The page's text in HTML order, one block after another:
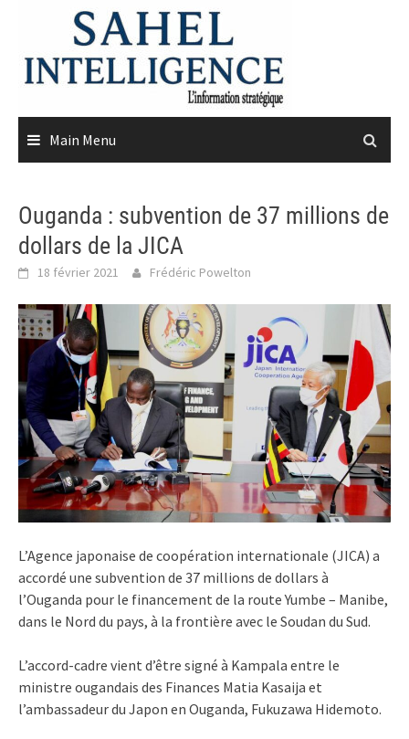
content
Main Menu
Ouganda : subvention de 37 millions de
dollars de la JICA
18 février 2021 Frédéric Powelton
L’Agence japonaise de coopération internationale (JICA) a
accordé une subvention de 37 millions de dollars à
l’Ouganda pour le financement de la route Yumbe – Manibe,
dans le Nord du pays, à la frontière avec le Soudan du Sud.
L’accord-cadre vient d’être signé à Kampala entre le
ministre ougandais des Finances Matia Kasaija et
l’ambassadeur du Japon en Ouganda, Fukuzawa Hidemoto.